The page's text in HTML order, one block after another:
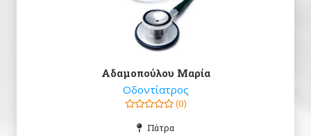
Αδαμοπούλου Μαρία
Οδοντίατρος
(0)
Πάτρα